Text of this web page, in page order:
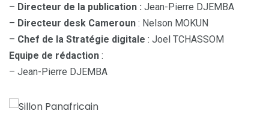
– Directeur de la publication : Jean-Pierre DJEMBA
– Directeur desk Cameroun : Nelson MOKUN
– Chef de la Stratégie digitale : Joel TCHASSOM
Equipe de rédaction :
– Jean-Pierre DJEMBA